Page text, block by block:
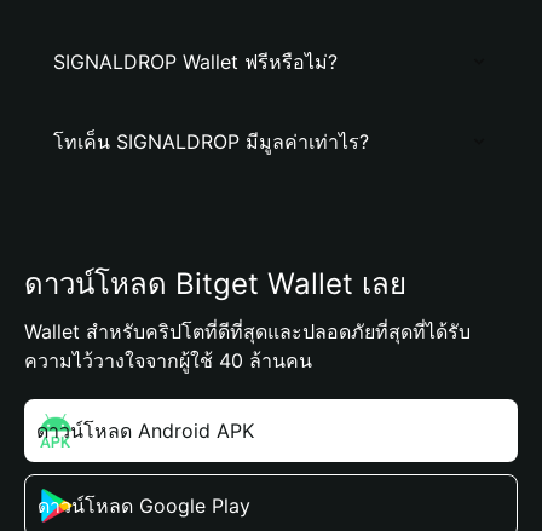
SIGNALDROP Wallet ฟรีหรือไม่?
โทเค็น SIGNALDROP มีมูลค่าเท่าไร?
ดาวน์โหลด Bitget Wallet เลย
Wallet สำหรับคริปโตที่ดีที่สุดและปลอดภัยที่สุดที่ได้รับ
ความไว้วางใจจากผู้ใช้ 40 ล้านคน
ดาวน์โหลด Android APK
ดาวน์โหลด Google Play